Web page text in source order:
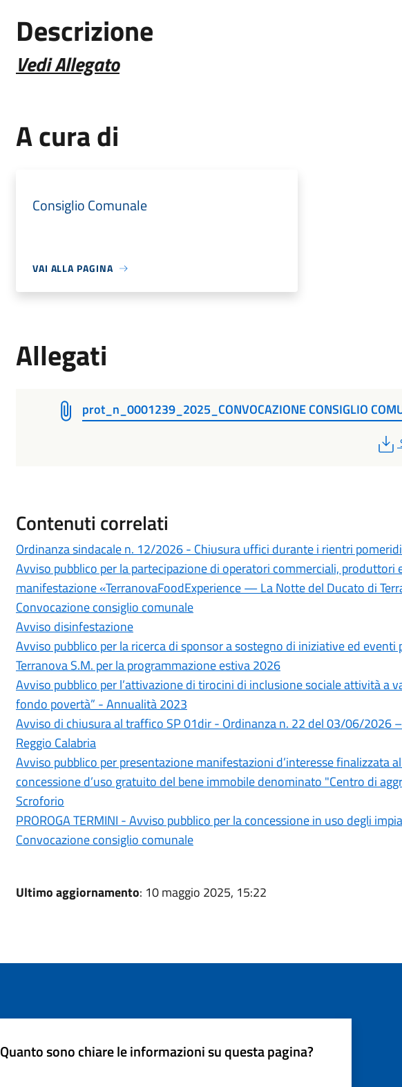
Descrizione
Vedi Allegato
A cura di
Consiglio Comunale
VAI ALLA PAGINA
Allegati
prot_n_0001239_2025_CONVOCAZIONE CONSIGLIO
Contenuti correlati
Ordinanza sindacale n. 12/2026 - Chiusura uffici durante i rientri
Avviso pubblico per la partecipazione di operatori commerciali, produttori
manifestazione «TerranovaFoodExperience — La Notte del Ducato di
Convocazione consiglio comunale
Avviso disinfestazione
Avviso pubblico per la ricerca di sponsor a sostegno di iniziative ed
Terranova S.M. per la programmazione estiva 2026
Avviso pubblico per l’attivazione di tirocini di inclusione sociale attività a
fondo povertà” - Annualità 2023
Avviso di chiusura al traffico SP 01dir - Ordinanza n. 22 del 03/06/2026
Reggio Calabria
Avviso pubblico per presentazione manifestazioni d’interesse finalizzata
concessione d’uso gratuito del bene immobile denominato "Centro di
Scroforio
PROROGA TERMINI - Avviso pubblico per la concessione in uso degli
Convocazione consiglio comunale
Ultimo aggiornamento: 10 maggio 2025, 15:22
Quanto sono chiare le informazioni su questa pagina?